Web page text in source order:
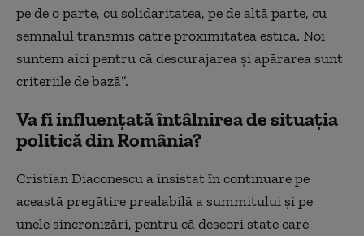
pe de o parte, cu solidaritatea, pe de altă parte, cu
semnalul transmis către proximitatea estică. Noi
suntem aici pentru că descurajarea și apărarea sunt
criteriile de bază”.
Va fi influențată întâlnirea de situația
politică din România?
Cristian Diaconescu a insistat în continuare pe
această pregătire prealabilă a summitului și pe
unele sincronizări, pentru că deseori state care